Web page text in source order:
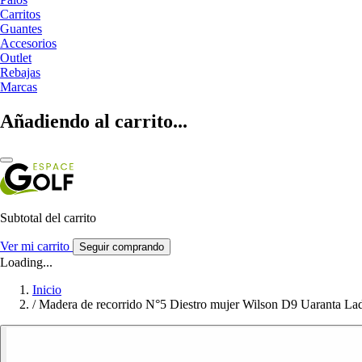
Carritos
Guantes
Accesorios
Outlet
Rebajas
Marcas
Añadiendo al carrito...
Subtotal del carrito
Ver mi carrito Seguir comprando
Loading...
Inicio
/ Madera de recorrido N°5 Diestro mujer Wilson D9 Uaranta